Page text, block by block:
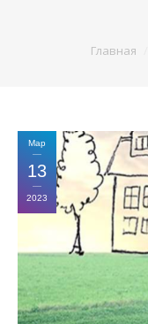
You are here:Главная
Мар
13
2023